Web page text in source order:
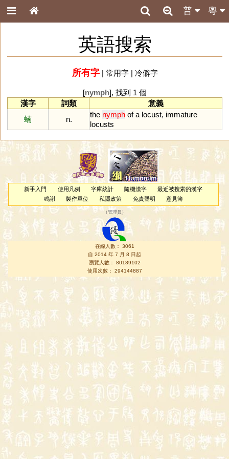
粵
普
英語搜索
所有字| 常用字| 冷僻字
[nymph], 找到 1 個
漢字
詞類
意義
蝻
n.
the nymph of a locust, immature
locusts
新手入門 使用凡例 字庫統計 隨機漢字
最近被搜索的漢字
鳴謝
製作單位 私隱政策 免責聲明 意見簿
（管理員 ）
在線人數： 3061
自 2014 年 7 月 8 日起
瀏覽人數： 80189102
使用次數： 294144887